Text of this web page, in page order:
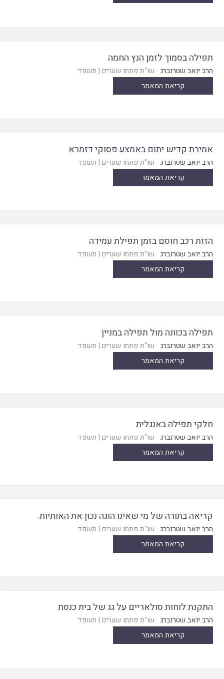
תפילה בסמוך לזמן הנץ החמה
הרב יואב שטרנברג שו"ת פתחו שערים | תשפד
קריאת המאמר
אמירת קדיש יתום באמצע פסוקי דזמרא
הרב יואב שטרנברג שו"ת פתחו שערים | תשפד
קריאת המאמר
הזזת רכב חוסם בזמן תפילת עמידה
הרב יואב שטרנברג שו"ת פתחו שערים | תשפד
קריאת המאמר
תפילה בכוונה מול תפילה במניין
הרב יואב שטרנברג שו"ת פתחו שערים | תשפד
קריאת המאמר
חלקי תפילה באנגלית
הרב יואב שטרנברג שו"ת פתחו שערים | תשפד
קריאת המאמר
קריאה בתורה של מי שאינו הוגה נכון את האותיות
הרב יואב שטרנברג שו"ת פתחו שערים | תשפד
קריאת המאמר
התקנת לוחות סולאריים על גג של בית כנסת
הרב יואב שטרנברג שו"ת פתחו שערים | תשפד
קריאת המאמר